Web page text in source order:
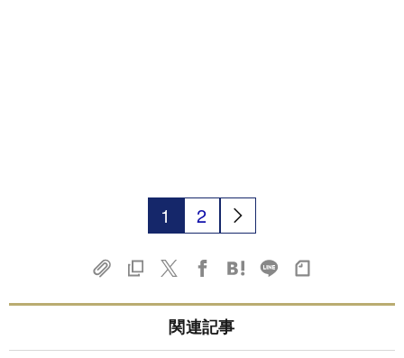
1 2
関連記事